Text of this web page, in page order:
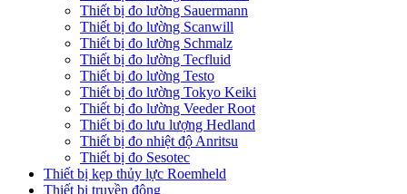
Thiết bị đo lường Sauermann
Thiết bị đo lường Scanwill
Thiết bị đo lường Schmalz
Thiết bị đo lường Tecfluid
Thiết bị đo lường Testo
Thiết bị đo lường Tokyo Keiki
Thiết bị đo lường Veeder Root
Thiết bị đo lưu lượng Hedland
Thiết bị đo nhiệt độ Anritsu
Thiết bị đo Sesotec
Thiết bị kẹp thủy lực Roemheld
Thiết bị truyền động